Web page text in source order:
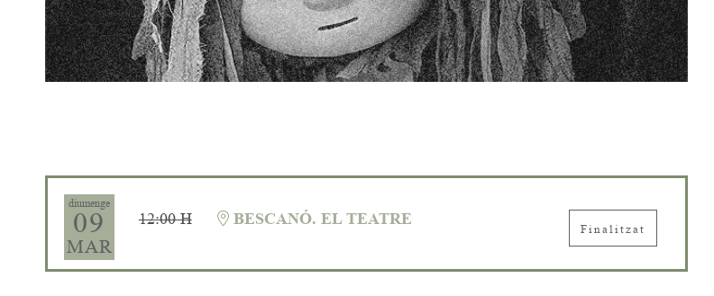
diumenge
09
MAR
12:00 H BESCANÓ. EL TEATRE
Finalitzat